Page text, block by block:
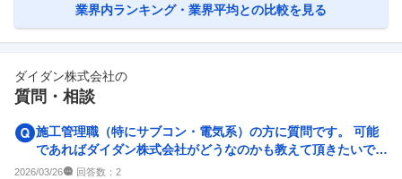
業界内ランキング・業界平均との比較を見る
ダイダン株式会社の
質問・相談
施工管理職（特にサブコン・電気系）の方に質問です。 可能
であればダイダン株式会社がどうなのかも教えて頂きたいで
す。 2024年4月か...
2026/03/26 回答数： 2